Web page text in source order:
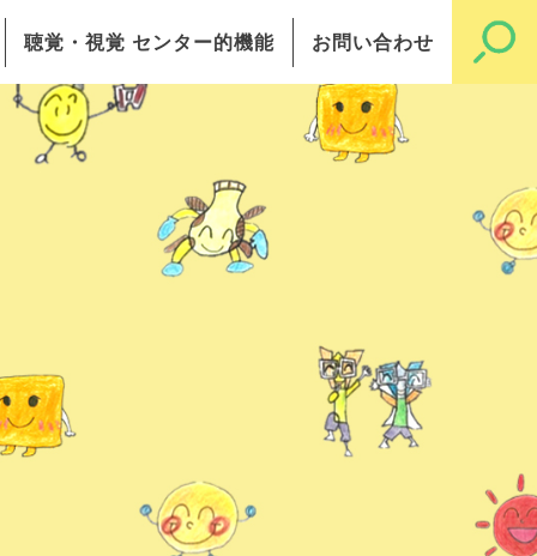
聴覚・視覚 センター的機能 お問い合わせ